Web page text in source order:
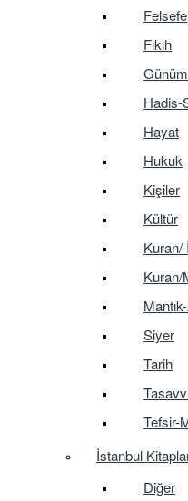
Felsefe
Fıkıh
Hadis-
Hayat
Hukuk
Kişiler
Kültür
Kuran/
Kuran/
Siyer
Tarih
Tefsir-
İstanbul
Diğer